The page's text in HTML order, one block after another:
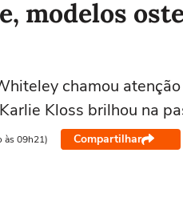
modelos
chamou
Kloss brilhou na
às 09h21) Compartilhar